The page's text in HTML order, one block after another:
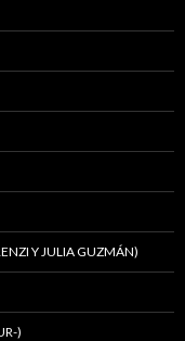
Y JULIA GUZMÁN)
)